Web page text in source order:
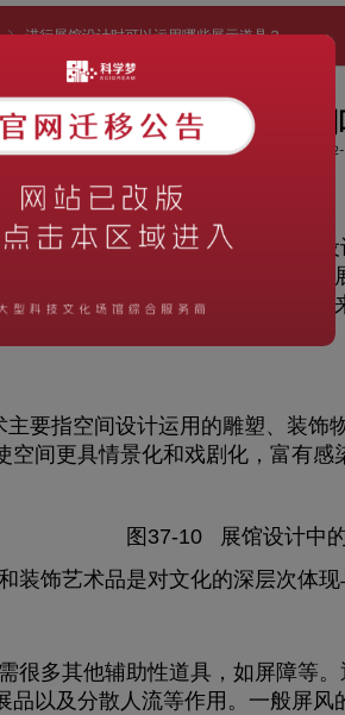
进行展馆设计时可以运用哪些展示道具？
进行展馆设计时可以运
阅读次数：1055 时间：2022-
象、传播展品信息为目的，在设
、虛拟现实等方式进行新媒体技
统的陈列手法，通过数字化模拟
主要指空间设计运用的雕塑、装饰
空间更具情景化和戏剧化，富有感
图37-10 展馆设计中
饰艺术品是对文化的深层次体现
多其他辅助性道具，如屏障等。
品以及分散人流等作用。一般屏